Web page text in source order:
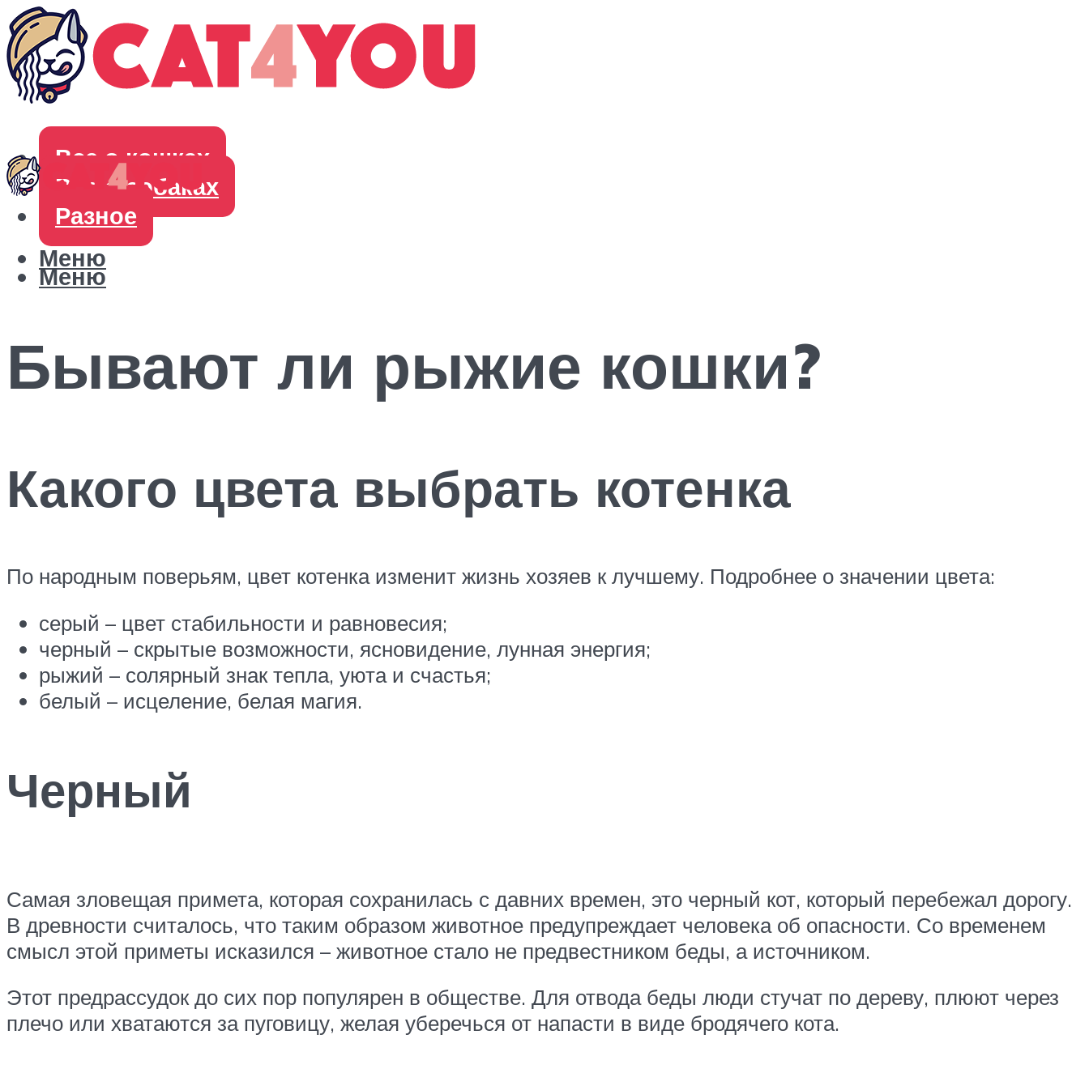
Все о кошках
Все о собаках
Разное
Меню
Меню
Бывают ли рыжие кошки?
Какого цвета выбрать котенка
По народным поверьям, цвет котенка изменит жизнь хозяев к лучшему. Подробнее о значении цвета:
серый – цвет стабильности и равновесия;
черный – скрытые возможности, ясновидение, лунная энергия;
рыжий – солярный знак тепла, уюта и счастья;
белый – исцеление, белая магия.
Черный
Самая зловещая примета, которая сохранилась с давних времен, это черный кот, который перебежал дорогу.
В древности считалось, что таким образом животное предупреждает человека об опасности. Со временем
смысл этой приметы исказился – животное стало не предвестником беды, а источником.
Этот предрассудок до сих пор популярен в обществе. Для отвода беды люди стучат по дереву, плюют через
плечо или хватаются за пуговицу, желая уберечься от напасти в виде бродячего кота.